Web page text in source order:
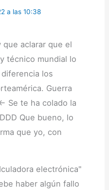
a las 10:38
aclarar que el
técnico mundial lo
los
Guerra
Se te ha colado la
Que bueno, lo
que yo, con
electrónica"
haber algún fallo